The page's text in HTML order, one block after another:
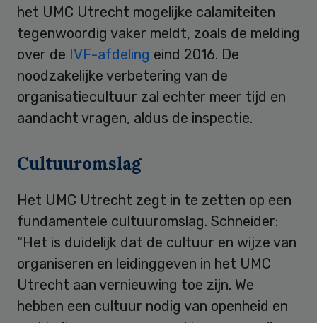
het UMC Utrecht mogelijke calamiteiten
tegenwoordig vaker meldt, zoals de melding
over de IVF-afdeling eind 2016. De
noodzakelijke verbetering van de
organisatiecultuur zal echter meer tijd en
aandacht vragen, aldus de inspectie.
Cultuuromslag
Het UMC Utrecht zegt in te zetten op een
fundamentele cultuuromslag. Schneider:
“Het is duidelijk dat de cultuur en wijze van
organiseren en leidinggeven in het UMC
Utrecht aan vernieuwing toe zijn. We
hebben een cultuur nodig van openheid en